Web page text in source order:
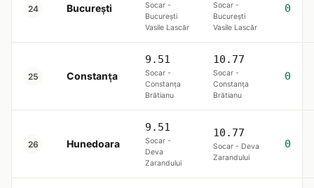
24 Bucureşti
Socar -
București
Vasile Lascăr
Socar -
București
Vasile Lascăr
0
25 Constanța
9.51
Socar -
Constanța
Brătianu
10.77
Socar -
Constanța
Brătianu
0
26 Hunedoara
9.51
Socar -
Deva
Zarandului
10.77
Socar - Deva
Zarandului
0